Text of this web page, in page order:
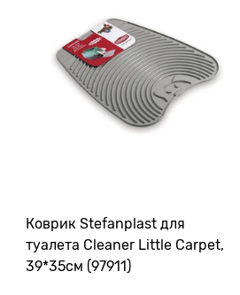
Коврик Stefanplast для
туалета Cleaner Little Carpet,
39*35см (97911)